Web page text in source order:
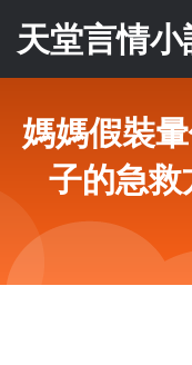
天堂言情
媽媽假裝
子的急